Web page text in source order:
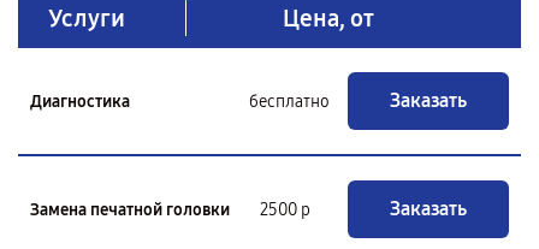
Услуги Цена, от
Диагностика бесплатно Заказать
Замена печатной головки 2500 р Заказать